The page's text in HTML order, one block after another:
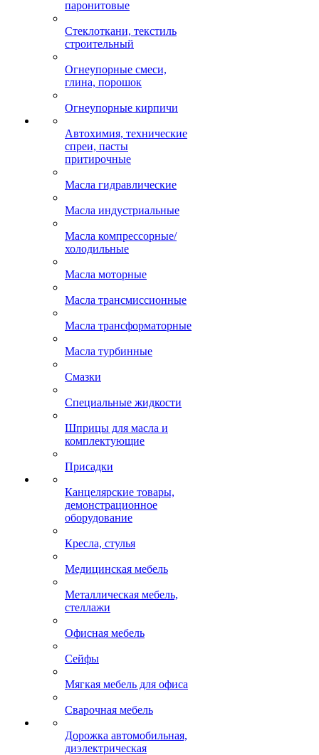
паронитовые
Стеклоткани, текстиль
строительный
Огнеупорные смеси,
глина, порошок
Огнеупорные кирпичи
Автохимия, технические
спреи, пасты
притирочные
Масла гидравлические
Масла индустриальные
Масла компрессорные/
холодильные
Масла моторные
Масла трансмиссионные
Масла трансформаторные
Масла турбинные
Смазки
Специальные жидкости
Шприцы для масла и
комплектующие
Присадки
Канцелярские товары,
демонстрационное
оборудование
Кресла, стулья
Медицинская мебель
Металлическая мебель,
стеллажи
Офисная мебель
Сейфы
Мягкая мебель для офиса
Сварочная мебель
Дорожка автомобильная,
диэлектрическая